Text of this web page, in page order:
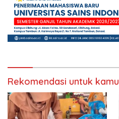
Rekomendasi untuk kamu